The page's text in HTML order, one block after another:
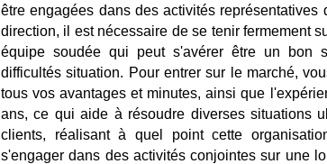
être engagées dans des activités
direction, il est nécessaire de se tenir fermement
équipe soudée qui peut s'avérer être un bon
difficultés situation. Pour entrer sur le marché,
tous vos avantages et minutes, ainsi que
ans, ce qui aide à résoudre diverses situations
clients, réalisant à quel point cette
s'engager dans des activités conjointes sur une